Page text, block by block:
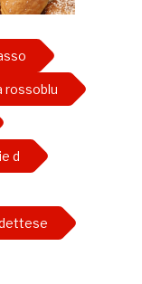
rossoblu
d